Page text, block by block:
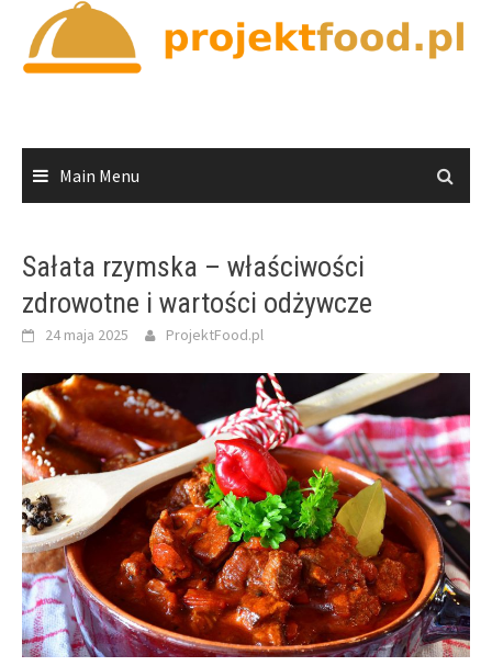
content
Main Menu
Sałata rzymska – właściwości
zdrowotne i wartości odżywcze
24 maja 2025 ProjektFood.pl